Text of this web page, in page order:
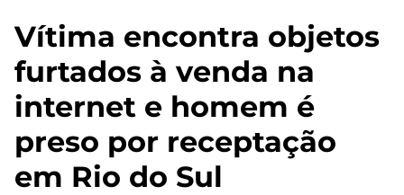
Vítima encontra objetos
furtados à venda na
internet e homem é
preso por receptação
em Rio do Sul